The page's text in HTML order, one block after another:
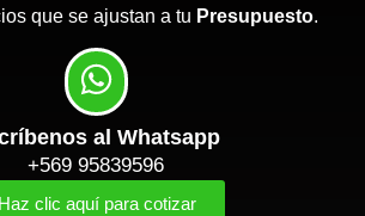
que se ajustan a tu Presupuesto.
al Whatsapp
+569 95839596
Haz clic aquí para cotizar